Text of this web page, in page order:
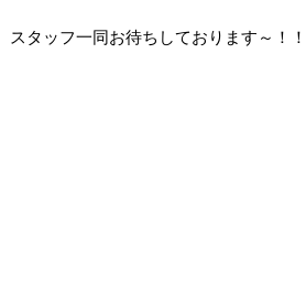
スタッフ一同お待ちしております～！！